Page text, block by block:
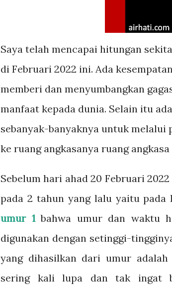
Saya telah mencapai hitungan
di Februari 2022 ini. Ada
memberi dan menyumbangkan
manfaat kepada dunia. Selain itu
sebanyak-banyaknya untuk melalui
ke ruang angkasanya ruang
Sebelum hari ahad 20 Februari
pada 2 tahun yang lalu yaitu pada
umur 1bahwa umur dan waktu
digunakan dengan setinggi-
yang dihasilkan dari umur adalah
sering kali lupa dan tak ingat